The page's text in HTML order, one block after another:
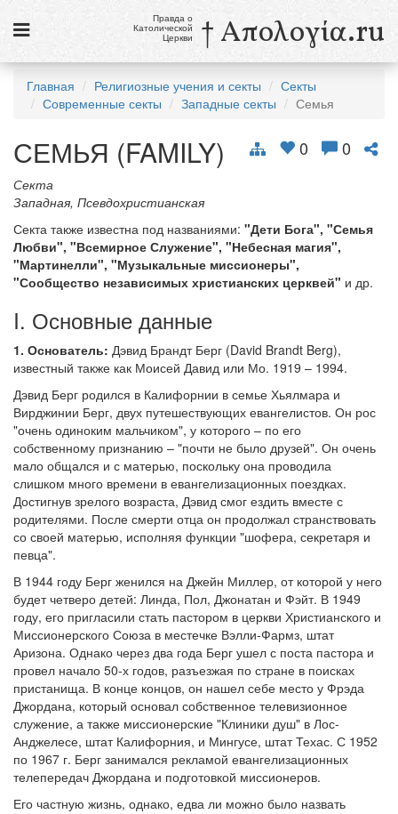
Новости
Католики в России
Галерея
Ссылки
Религиозные учения и секты, справочник
8 августа
Св. Доминик, священник
Обратная связь
mail@apologia.ru
Отправить сообщение
Вход
Правда о
Католической
Церкви † Απολογία.ru
Главная Религиозные учения и секты
Секты
Современные секты
Западные секты Семья
0 0
СЕМЬЯ (FAMILY)
Секта
Западная, Псевдохристианская
Секта также известна под названиями: "Дети Бога", "Семья
Любви", "Всемирное Служение", "Небесная магия",
"Мартинелли", "Музыкальные миссионеры",
"Сообщество независимых христианских церквей" и др.
I. Основные данные
1. Основатель: Дэвид Брандт Берг (David Brandt Berg),
известный также как Моисей Давид или Мо. 1919 – 1994.
Дэвид Берг родился в Калифорнии в семье Хьялмара и
Вирджинии Берг, двух путешествующих евангелистов. Он рос
"очень одиноким мальчиком", у которого – по его
собственному признанию – "почти не было друзей". Он очень
мало общался и с матерью, поскольку она проводила
слишком много времени в евангелизационных поездках.
Достигнув зрелого возраста, Дэвид смог ездить вместе с
родителями. После смерти отца он продолжал странствовать
со своей матерью, исполняя функции "шофера, секретаря и
певца".
В 1944 году Берг женился на Джейн Миллер, от которой у него
будет четверо детей: Линда, Пол, Джонатан и Фэйт. В 1949
году, его пригласили стать пастором в церкви Христианского и
Миссионерского Союза в местечке Вэлли-Фармз, штат
Аризона. Однако через два года Берг ушел с поста пастора и
провел начало 50-х годов, разъезжая по стране в поисках
пристанища. В конце концов, он нашел себе место у Фрэда
Джордана, который основал собственное телевизионное
служение, а также миссионерские "Клиники душ" в Лос-
Анджелесе, штат Калифорния, и Мингусе, штат Техас. С 1952
по 1967 г. Берг занимался рекламой евангелизационных
телепередач Джордана и подготовкой миссионеров.
Его частную жизнь, однако, едва ли можно было назвать